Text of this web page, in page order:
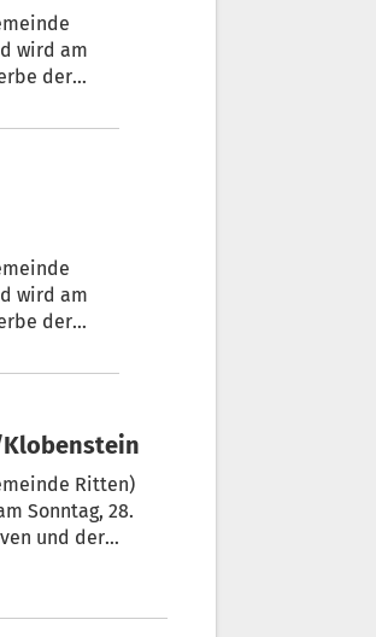
wird am
der
wird am
der
Ritten)
Sonntag, 28.
und der